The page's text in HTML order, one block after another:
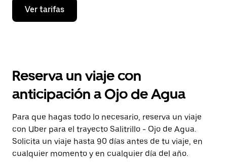
Presiona
flecha
el
y
selecciona
una
fecha.
Presiona
la
tecla Esc
para
Ver tarifas
Reserva un viaje con
anticipación a Ojo de Agua
Para que hagas todo lo necesario, reserva un viaje
con Uber para el trayecto Salitrillo - Ojo de Agua.
Solicita un viaje hasta 90 días antes de tu viaje, en
cualquier momento y en cualquier día del año.